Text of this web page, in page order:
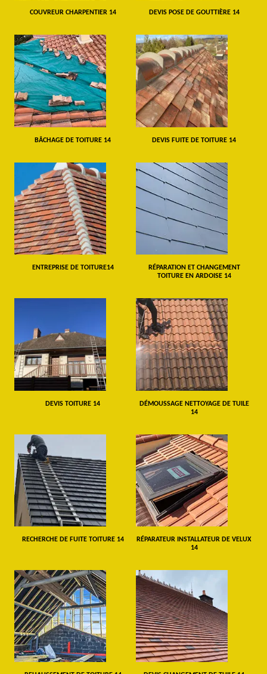
COUVREUR CHARPENTIER 14 DEVIS POSE DE GOUTTIÈRE 14
BÂCHAGE DE TOITURE 14 DEVIS FUITE DE TOITURE 14
ENTREPRISE DE TOITURE14
RÉPARATION ET CHANGEMENT
TOITURE EN ARDOISE 14
DEVIS TOITURE 14
DÉMOUSSAGE NETTOYAGE DE TUILE
14
RECHERCHE DE FUITE TOITURE 14
RÉPARATEUR INSTALLATEUR DE VELUX
14